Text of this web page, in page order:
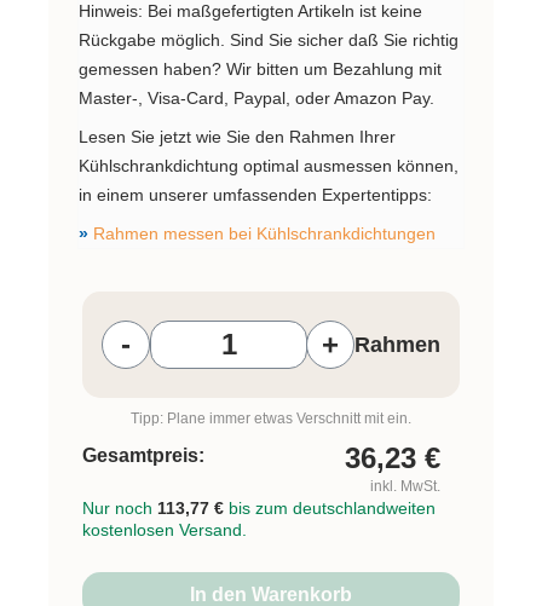
Hinweis: Bei maßgefertigten Artikeln ist keine
Rückgabe möglich. Sind Sie sicher daß Sie richtig
gemessen haben? Wir bitten um Bezahlung mit
Master-, Visa-Card, Paypal, oder Amazon Pay.
Lesen Sie jetzt wie Sie den Rahmen Ihrer
Kühlschrankdichtung optimal ausmessen können,
in einem unserer umfassenden Expertentipps:
» Rahmen messen bei Kühlschrankdichtungen
- + Rahmen
Tipp: Plane immer etwas Verschnitt mit ein.
Gesamtpreis: 36,23 €
inkl. MwSt.
Nur noch 113,77 € bis zum deutschlandweiten
kostenlosen Versand.
In den Warenkorb